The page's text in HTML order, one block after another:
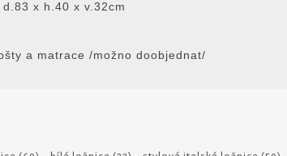
x h.40 x v.32cm
a matrace /možno doobjednat/